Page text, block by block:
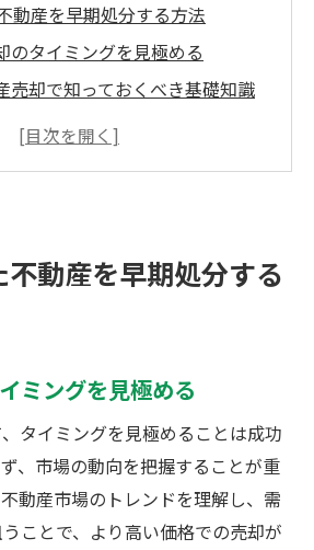
動産を早期処分する方法
のタイミングを見極める
売却で知っておくべき基礎知識
処分に専門家のサポートを活用
前に売却するメリット
家族の将来の負担を軽減
ルを防ぐための不動産売却
考慮した効率的な不動産売却
て得ることができる新しい生活
ムーズに処分するコツ
動産を早期処分する
ミングを見極める
タイミングを見極めることは成功
、市場の動向を把握することが重
動産市場のトレンドを理解し、需
ことで、より高い価格での売却が